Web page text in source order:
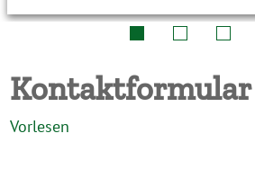
Kontaktformular
Vorlesen